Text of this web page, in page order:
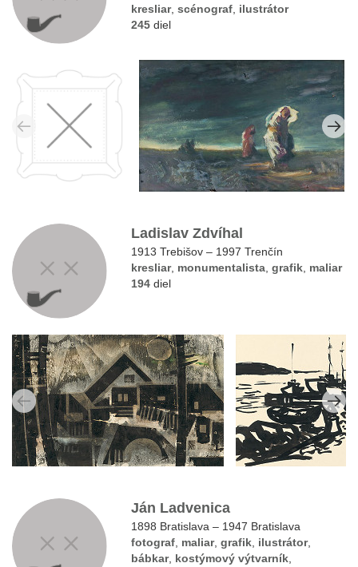
kresliar,scénograf ilustrátor
245 diel
Ladislav Zdvíhal
1913 Trebišov – 1997 Trenčín
kresliar, monumentalista ,grafik maliar
194 diel
Ján Ladvenica
1898 Bratislava – 1947 Bratislava
fotograf, maliar,grafik, ilustrátor,
bábkar, kostýmový výtvarník,